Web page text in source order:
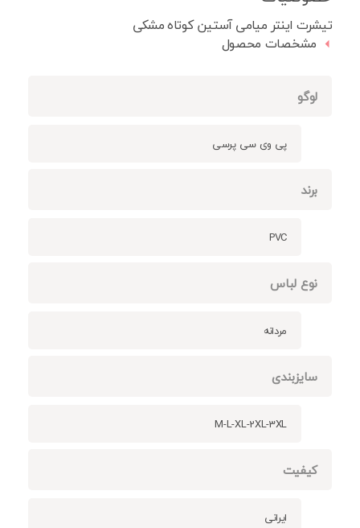
تیشرت اینتر میامی آستین کوتاه مشکی
مشخصات محصول
لوگو
پی وی سی پرسی
برند
PVC
نوع لباس
مردانه
سایزبندی
M-L-XL-2XL-3XL
کیفیت
ایرانی